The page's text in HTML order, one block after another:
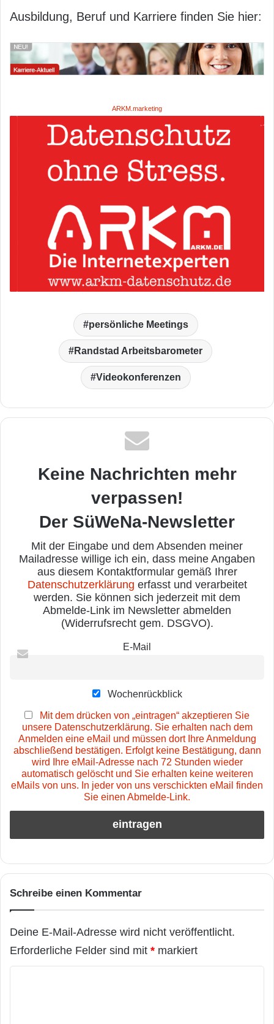
Ausbildung, Beruf und Karriere finden Sie hier:
ARKM.marketing
persönliche Meetings
Randstad Arbeitsbarometer
Videokonferenzen
Keine Nachrichten mehr
verpassen!
Der SüWeNa-Newsletter
Mit der Eingabe und dem Absenden meiner
Mailadresse willige ich ein, dass meine Angaben
aus diesem Kontaktformular gemäß Ihrer
Datenschutzerklärung erfasst und verarbeitet
werden. Sie können sich jederzeit mit dem
Abmelde-Link im Newsletter abmelden
(Widerrufsrecht gem. DSGVO).
E-Mail
Wochenrückblick
Mit dem drücken von „eintragen“ akzeptieren Sie
unsere Datenschutzerklärung. Sie erhalten nach dem
Anmelden eine eMail und müssen dort Ihre Anmeldung
abschließend bestätigen. Erfolgt keine Bestätigung, dann
wird Ihre eMail-Adresse nach 72 Stunden wieder
automatisch gelöscht und Sie erhalten keine weiteren
eMails von uns. In jeder von uns verschickten eMail finden
Sie einen Abmelde-Link.
Schreibe einen Kommentar
Deine E-Mail-Adresse wird nicht veröffentlicht.
Erforderliche Felder sind mit * markiert